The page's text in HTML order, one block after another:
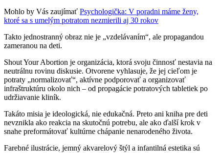
Mohlo by Vás zaujímať Psychologička: V poradni máme ženy,
ktoré sa s umelým potratom nezmierili aj 30 rokov
Takto jednostranný obraz nie je „vzdelávaním“, ale propagandou
zameranou na deti.
Shout Your Abortion je organizácia, ktorá svoju činnosť nestavia na
neutrálnu rovinu diskusie. Otvorene vyhlasuje, že jej cieľom je
potraty „normalizovať“, aktívne podporovať a organizovať
infraštruktúru okolo nich – od propagácie potratových tabletiek po
udržiavanie kliník.
Takáto misia je ideologická, nie edukačná. Preto ani kniha pre deti
nevznikla ako reakcia na skutočnú potrebu, ale ako ďalší krok v
snahe preformátovať kultúrne chápanie nenarodeného života.
Farebné ilustrácie, jemný akvarelový štýl a infantilná estetika sú